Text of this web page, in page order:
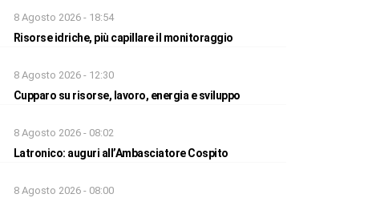
8 Agosto 2026 - 18:54
Risorse idriche, più capillare il monitoraggio
8 Agosto 2026 - 12:30
Cupparo su risorse, lavoro, energia e sviluppo
8 Agosto 2026 - 08:02
Latronico: auguri all’Ambasciatore Cospito
8 Agosto 2026 - 08:00